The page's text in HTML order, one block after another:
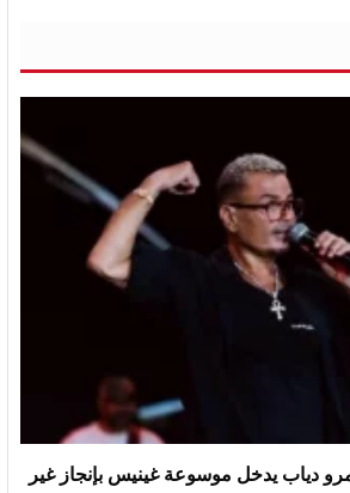
دياب يدخل موسوعة غينيس بإنجاز غير